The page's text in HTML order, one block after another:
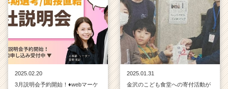
2025.02.20
3月説明会予約開始！♦webマーケ
2025.01.31
金沢のこども食堂への寄付活動が